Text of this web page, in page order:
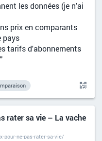
les données (je n'ai
prix en comparants
pays
tarifs d'abonnements
rater sa vie – La vache
ne-pas-rater-sa-vie/